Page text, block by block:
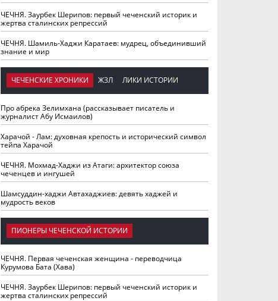
ЧЕЧНЯ. Заурбек Шерипов: первый чеченский историк и
жертва сталинских репрессий
ЧЕЧНЯ. Шамиль-Хаджи Каратаев: мудрец, объединивший
знание и мир
ЧЕЧЕНСКИЕ ХРОНИКИ ЖЗЛ ЛИКИ ИСТОРИИ
Про абрека Зелимхана (рассказывает писатель и
журналист Абу Исмаилов)
Харачой - Лам: духовная крепость и исторический символ
тейпа Харачой
ЧЕЧНЯ. Мохмад-Хаджи из Атаги: архитектор союза
чеченцев и ингушей
Шамсуддин-хаджи Автахаджиев: девять хаджей и
мудрость веков
ПИОНЕРЫ ЧЕЧЕНСКОЙ ИСТОРИИ
ЧЕЧНЯ. Первая чеченская женщина - переводчица
Курумова Бата (Хава)
ЧЕЧНЯ. Заурбек Шерипов: первый чеченский историк и
жертва сталинских репрессий